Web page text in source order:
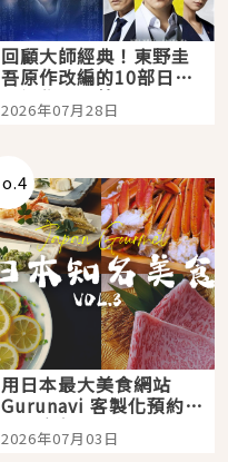
回顧大師經典！東野圭
吾原作改編的10部日本
影視作品推薦
2026年07月28日
4
用日本最大美食網站
Gurunavi 客製化預約九
大都市餐廳，打造專屬
美食體驗！
2026年07月03日